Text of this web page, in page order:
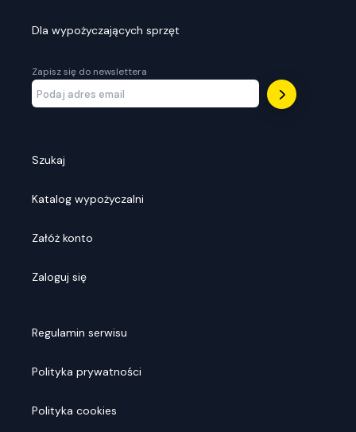
Dla wypożyczających sprzęt
Zapisz się do newslettera
Szukaj
Katalog wypożyczalni
Załóż konto
Zaloguj się
Regulamin serwisu
Polityka prywatności
Polityka cookies